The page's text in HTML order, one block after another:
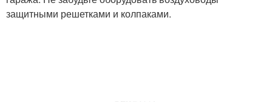
защитными решетками и колпаками.